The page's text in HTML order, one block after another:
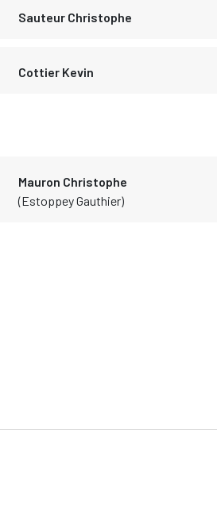
Sauteur Christophe
Cottier Kevin
Mauron Christophe
(Estoppey Gauthier)